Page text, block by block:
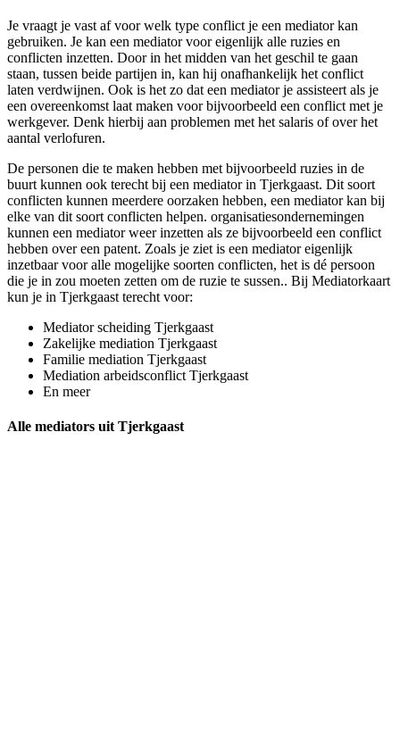
Je vraagt je vast af voor welk type conflict je een mediator kan
gebruiken. Je kan een mediator voor eigenlijk alle ruzies en
conflicten inzetten. Door in het midden van het geschil te gaan
staan, tussen beide partijen in, kan hij onafhankelijk het conflict
laten verdwijnen. Ook is het zo dat een mediator je assisteert als je
een overeenkomst laat maken voor bijvoorbeeld een conflict met je
werkgever. Denk hierbij aan problemen met het salaris of over het
aantal verlofuren.
De personen die te maken hebben met bijvoorbeeld ruzies in de
buurt kunnen ook terecht bij een mediator in Tjerkgaast. Dit soort
conflicten kunnen meerdere oorzaken hebben, een mediator kan bij
elke van dit soort conflicten helpen. organisatiesondernemingen
kunnen een mediator weer inzetten als ze bijvoorbeeld een conflict
hebben over een patent. Zoals je ziet is een mediator eigenlijk
inzetbaar voor alle mogelijke soorten conflicten, het is dé persoon
die je in zou moeten zetten om de ruzie te sussen.. Bij Mediatorkaart
kun je in Tjerkgaast terecht voor:
Mediator scheiding Tjerkgaast
Zakelijke mediation Tjerkgaast
Familie mediation Tjerkgaast
Mediation arbeidsconflict Tjerkgaast
En meer
Alle mediators uit Tjerkgaast